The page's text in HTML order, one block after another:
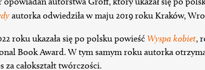
autorka odwiedziła w maju 2019 roku Kraków,
roku ukazała się po polsku powieść Wyspa kobiet,
Book Award. W tym samym roku autorka
za całokształt twórczości.